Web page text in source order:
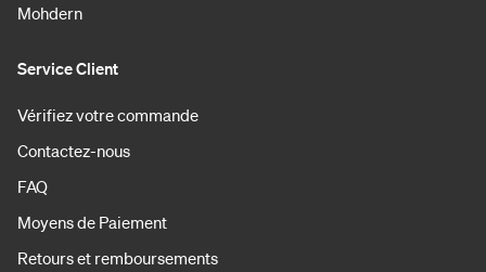
Mohdern
Service Client
Vérifiez votre commande
Contactez-nous
FAQ
Moyens de Paiement
Retours et remboursements